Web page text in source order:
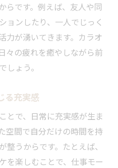
らです。例えば、友人や同
ョンしたり、一人でじっく
力が湧いてきます。カラオ
々の疲れを癒やしながら前
しょう。
る充実感
とで、日常に充実感が生ま
空間で自分だけの時間を持
うからです。たとえば、
を楽しむことで、仕事モー